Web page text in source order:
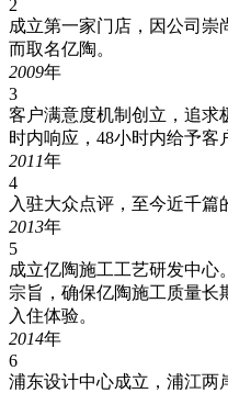
2
成立第一家门店，因公司崇
而取名亿陶。
2009年
3
客户满意度机制创立，追求
时内响应，48小时内给予客
2011年
4
入驻大众点评，至今近千篇
2013年
5
成立亿陶施工工艺研发中心
宗旨，确保亿陶施工质量长
入住体验。
2014年
6
浦东设计中心成立，浦江两